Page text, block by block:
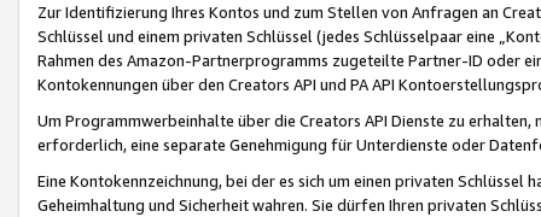
Zur Identifizierung Ihres Kontos und zum Stellen von Anfragen an
Schlüssel und einem privaten Schlüssel (jedes Schlüsselpaar eine
Rahmen des Amazon-Partnerprogramms zugeteilte Partner-ID oder
Kontokennungen über den Creators API und PA API
Um Programmwerbeinhalte über die Creators API Dienste zu
erforderlich, eine separate Genehmigung für Unterdienste oder
Eine Kontokennzeichnung, bei der es sich um einen privaten
Geheimhaltung und Sicherheit wahren. Sie dürfen Ihren privaten